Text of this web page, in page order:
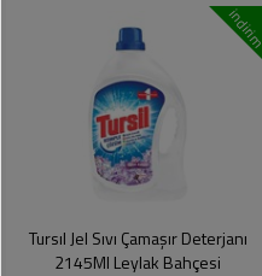
indirim
Tursıl Jel Sıvı Çamaşır Deterjanı
2145Ml Leylak Bahçesi